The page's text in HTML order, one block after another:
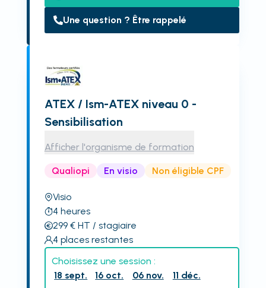
Une question ? Être rappelé
ATEX / Ism-ATEX niveau 0 -
Sensibilisation
Afficher l'organisme de formation
Qualiopi En visio Non éligible CPF
Visio
4 heures
299€ HT / stagiaire
4 places restantes
Choisissez une session :
18 sept.
16 oct. 06 nov.
11 déc.